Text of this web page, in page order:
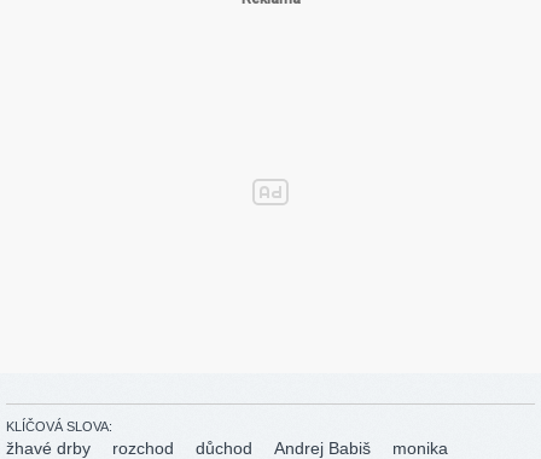
KLÍČOVÁ SLOVA:
žhavé drby rozchod důchod Andrej Babiš
monika